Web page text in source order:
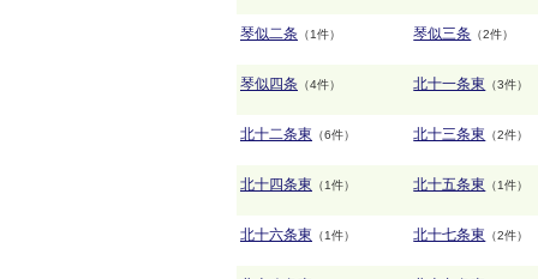
琴似二条 （1件） 琴似三条 （2件）
琴似四条 （4件） 北十一条東 （3件）
北十二条東 （6件） 北十三条東 （2件）
北十四条東 （1件） 北十五条東 （1件）
北十六条東 （1件） 北十七条東 （2件）